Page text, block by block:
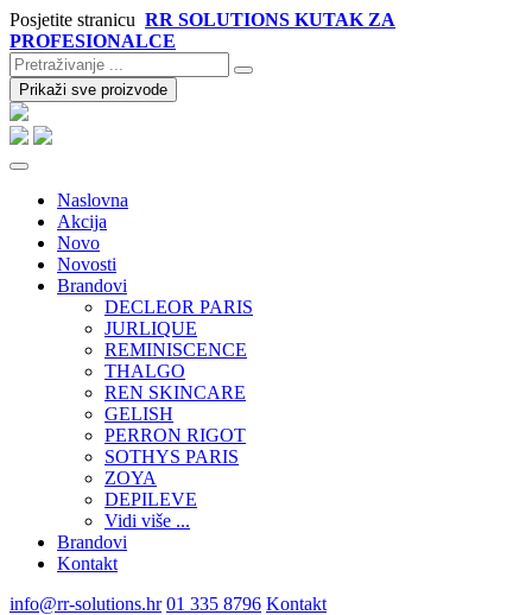
Posjetite stranicu RR SOLUTIONS KUTAK ZA
PROFESIONALCE
Prikaži sve proizvode
Naslovna
Akcija
Novo
Novosti
Brandovi
DECLEOR PARIS
JURLIQUE
REMINISCENCE
THALGO
REN SKINCARE
GELISH
PERRON RIGOT
SOTHYS PARIS
ZOYA
DEPILEVE
Vidi više ...
Brandovi
Kontakt
info@rr-solutions.hr 01 335 8796 Kontakt